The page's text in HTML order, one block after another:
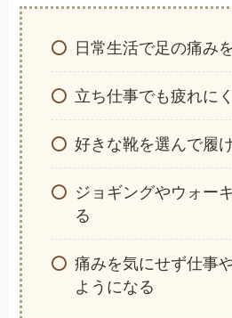
日常生活で足の痛み
立ち仕事でも疲れに
好きな靴を選んで履
ジョギングやウォー
る
痛みを気にせず仕事
ようになる